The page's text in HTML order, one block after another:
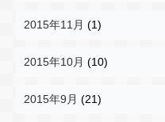
2015年11月 (1)
2015年10月 (10)
2015年9月 (21)